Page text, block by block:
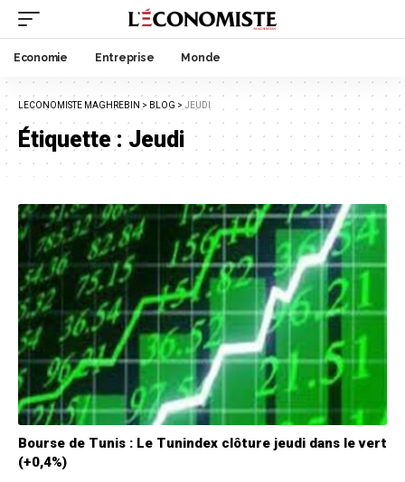
Economie Entreprise Monde
LECONOMISTE MAGHREBIN > BLOG > JEUDI
Étiquette :Jeudi
Bourse de Tunis : Le Tunindex clôture jeudi dans le vert
(+0,4%)